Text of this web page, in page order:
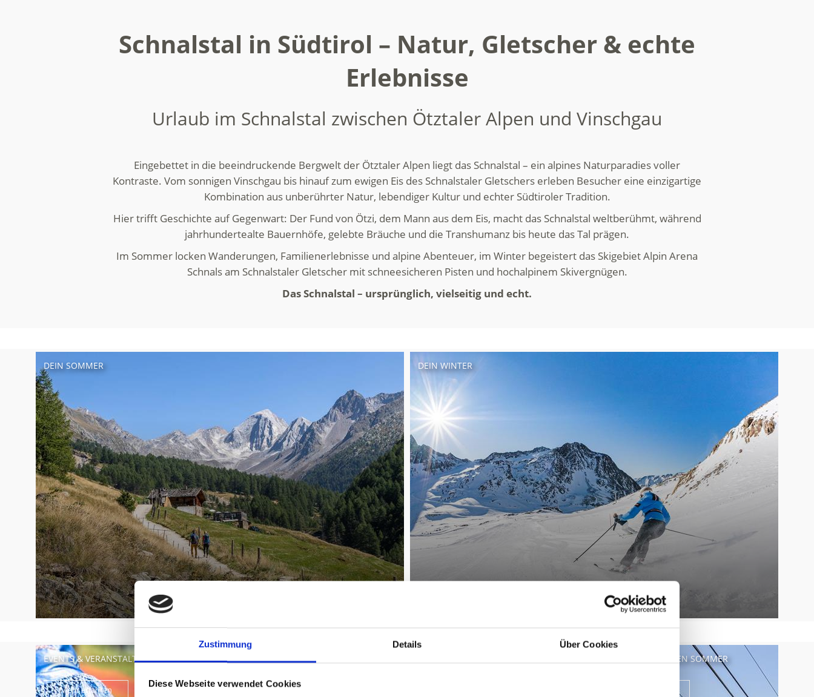
Zustimmung Details Über Cookies
Diese Webseite verwendet Cookies
Schnalstal in Südtirol – Natur, Gletscher & echte
Erlebnisse
Urlaub im Schnalstal zwischen Ötztaler Alpen und Vinschgau
Eingebettet in die beeindruckende Bergwelt der Ötztaler Alpen liegt das Schnalstal – ein alpines Naturparadies voller
Kontraste. Vom sonnigen Vinschgau bis hinauf zum ewigen Eis des Schnalstaler Gletschers erleben Besucher eine einzigartige
Kombination aus unberührter Natur, lebendiger Kultur und echter Südtiroler Tradition.
Hier trifft Geschichte auf Gegenwart: Der Fund von Ötzi, dem Mann aus dem Eis, macht das Schnalstal weltberühmt, während
jahrhundertealte Bauernhöfe, gelebte Bräuche und die Transhumanz bis heute das Tal prägen.
Im Sommer locken Wanderungen, Familienerlebnisse und alpine Abenteuer, im Winter begeistert das Skigebiet Alpin Arena
Schnals am Schnalstaler Gletscher mit schneesicheren Pisten und hochalpinem Skivergnügen.
Das Schnalstal – ursprünglich, vielseitig und echt.
DEIN SOMMER DEIN WINTER
EVENTS & VERANSTALTUNGEN
Mehr erfahren
AUFSTIEGSANLAGEN SOMMER